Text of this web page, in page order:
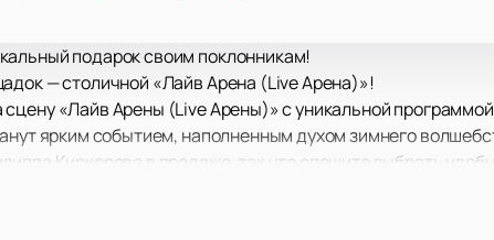
подарок своим поклонникам!
— столичной «Лайв Арена (Live Арена)»!
«Лайв Арены (Live Арены)» с уникальной
ярким событием, наполненным духом зимнего
Киркорова в продаже, так что спешите выбрать
сочетанием блестящих костюмов, оригинальных